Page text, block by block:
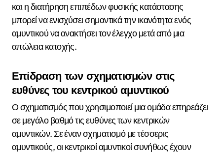
και η διατήρηση επιπέδων φυσικής κατάστασης
μπορεί να ενισχύσει σημαντικά την ικανότητα ενός
αμυντικού να ανακτήσει τον έλεγχο μετά από μια
απώλεια κατοχής.
Επίδραση των σχηματισμών στις
ευθύνες του κεντρικού αμυντικού
Ο σχηματισμός που χρησιμοποιεί μια ομάδα επηρεάζει
σε μεγάλο βαθμό τις ευθύνες των κεντρικών
αμυντικών. Σε έναν σχηματισμό με τέσσερις
αμυντικούς, οι κεντρικοί αμυντικοί συνήθως έχουν